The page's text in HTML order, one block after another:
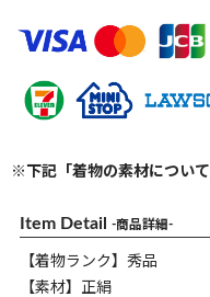
※下記「着物の素材につい
Item Detail -商品詳細-
【着物ランク】秀品
【素材】正絹